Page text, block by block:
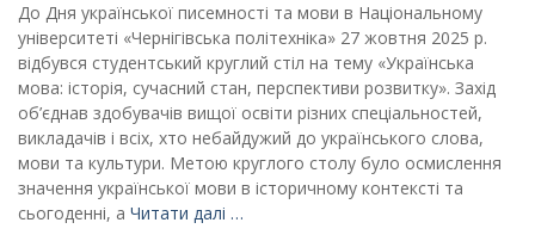
До Дня української писемності та мови в Національному
університеті «Чернігівська політехніка» 27 жовтня 2025 р.
відбувся студентський круглий стіл на тему «Українська
мова: історія, сучасний стан, перспективи розвитку». Захід
об’єднав здобувачів вищої освіти різних спеціальностей,
викладачів і всіх, хто небайдужий до українського слова,
мови та культури. Метою круглого столу було осмислення
значення української мови в історичному контексті та
сьогоденні, а Читати далі …